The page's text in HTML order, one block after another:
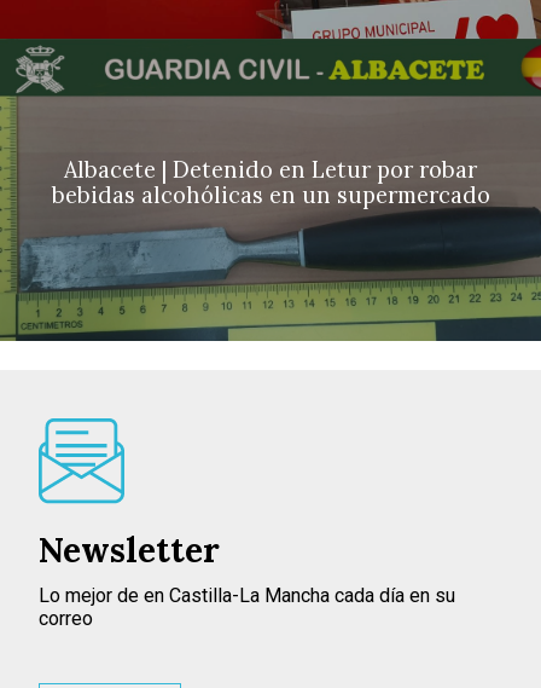
Albacete | Detenido en Letur por robar
bebidas alcohólicas en un supermercado
Newsletter
Lo mejor de en Castilla-La Mancha cada día en su
correo